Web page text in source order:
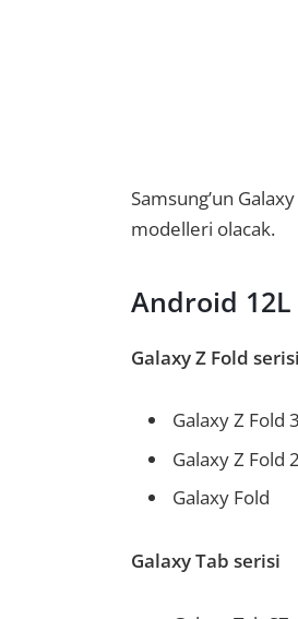
Samsung’un
modelleri olacak.
Android
Galaxy Z Fold serisi
Galaxy Z Fold 3
Galaxy Z Fold 2
Galaxy Fold
Galaxy Tab serisi